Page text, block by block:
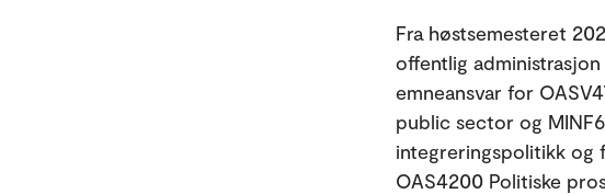
Fra høstsemesteret
offentlig
emneansvar for
public sector og
integreringspolitikk og
OAS4200 Politiske